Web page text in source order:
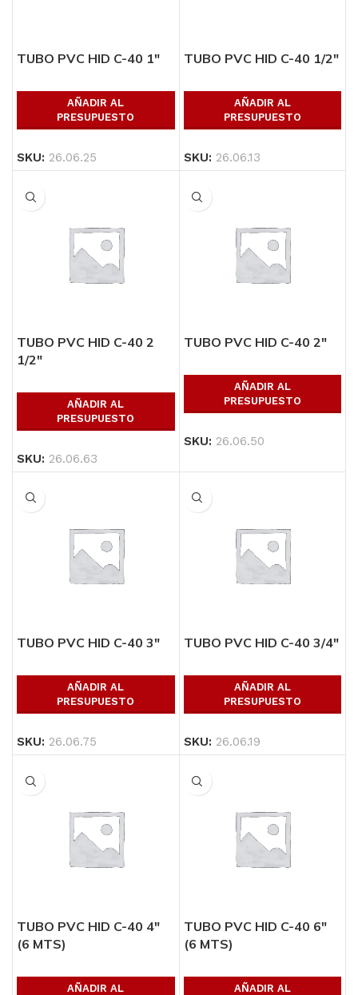
TUBO PVC HID C-40 1″
AÑADIR AL
PRESUPUESTO
SKU: 26.06.25
TUBO PVC HID C-40 1/2″
AÑADIR AL
PRESUPUESTO
SKU: 26.06.13
TUBO PVC HID C-40 2
1/2″
AÑADIR AL
PRESUPUESTO
SKU: 26.06.63
TUBO PVC HID C-40 2″
AÑADIR AL
PRESUPUESTO
SKU: 26.06.50
TUBO PVC HID C-40 3″
AÑADIR AL
PRESUPUESTO
SKU: 26.06.75
TUBO PVC HID C-40 3/4″
AÑADIR AL
PRESUPUESTO
SKU: 26.06.19
TUBO PVC HID C-40 4″
(6 MTS)
AÑADIR AL
TUBO PVC HID C-40 6″
(6 MTS)
AÑADIR AL